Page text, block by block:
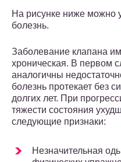
На рисунке ниже можно
болезнь.
Заболевание клапана
хроническая. В первом
аналогичны
болезнь протекает без
долгих лет. При
тяжести состояния
следующие признаки:
Незначительная